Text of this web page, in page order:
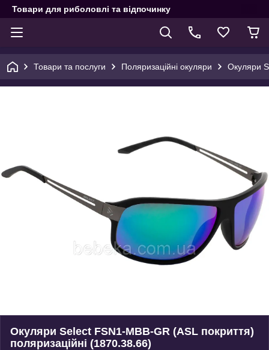
Товари для риболовлі та відпочинку
Товари та послуги Поляризаційні окуляри Окуляри
Окуляри Select FSN1-MBB-GR (ASL покриття)
поляризаційні (1870.38.66)